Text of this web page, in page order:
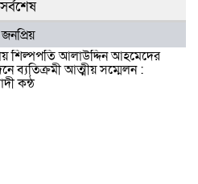
সর্বশেষ
জনপ্রিয়
শিল্পপতি আলাউদ্দিন আহমেদের
ব্যতিক্রমী আত্মীয় সম্মেলন :
কন্ঠ